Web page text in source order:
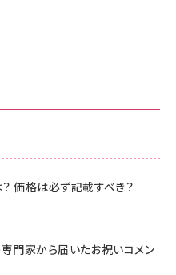
価格は必ず記載すべき？
門家から届いたお祝いコメン